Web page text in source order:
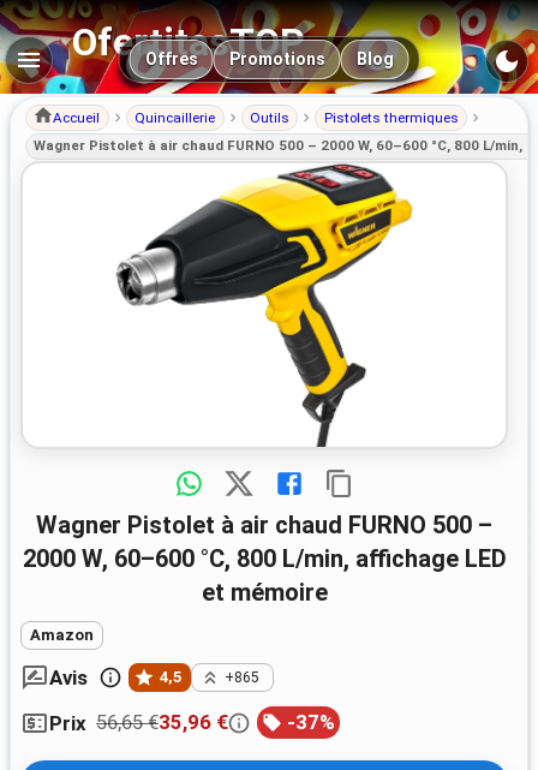
OfertitasTOP
Navigation principale
Offres Promotions Blog
Accueil Quincaillerie Outils
Pistolets thermiques
Wagner Pistolet à air chaud FURNO 500 – 2000 W, 60–600 °C, 800 L/min,
Wagner Pistolet à air chaud FURNO 500 –
2000 W, 60–600 °C, 800 L/min, affichage LED
et mémoire
Amazon
Avis 4,5 +865
Prix 56,65 €35,96 € -37%